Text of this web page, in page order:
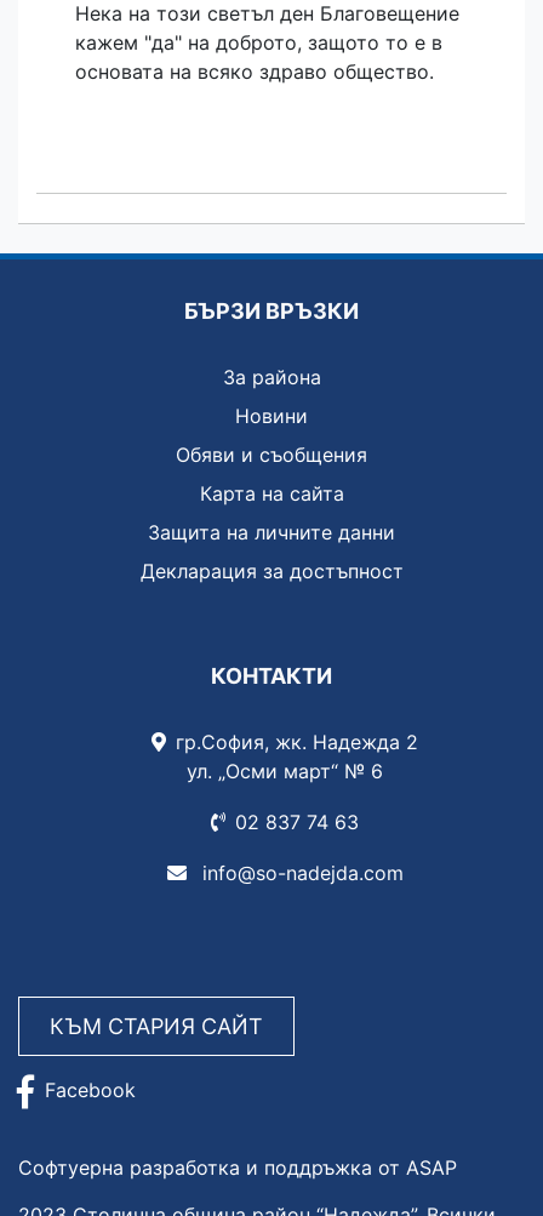
Нека на този светъл ден Благовещение
кажем "да" на доброто, защото то е в
основата на всяко здраво общество.
БЪРЗИ ВРЪЗКИ
За района
Новини
Обяви и съобщения
Карта на сайта
Защита на личните данни
Декларация за достъпност
КОНТАКТИ
гр.София, жк. Надежда 2
ул. „Осми март“ № 6
02 837 74 63
info@so-nadejda.com
КЪМ СТАРИЯ САЙТ
Facebook
Софтуерна разработка и поддръжка от ASAP